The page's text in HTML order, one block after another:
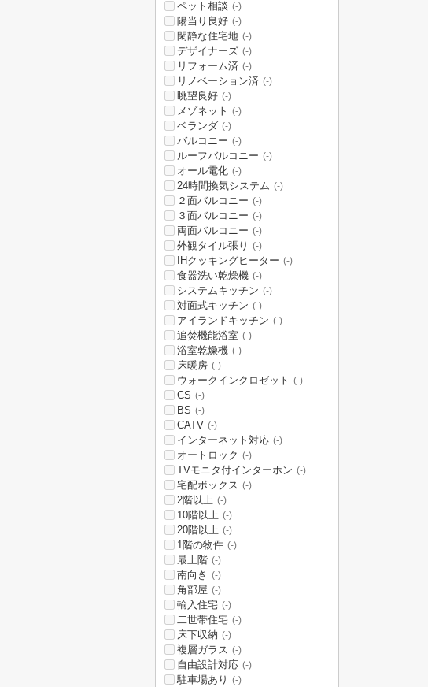
ペット相談 (-)
陽当り良好 (-)
閑静な住宅地 (-)
デザイナーズ (-)
リフォーム済 (-)
リノベーション済 (-)
眺望良好 (-)
メゾネット (-)
ベランダ (-)
バルコニー (-)
ルーフバルコニー (-)
オール電化 (-)
24時間換気システム (-)
２面バルコニー (-)
３面バルコニー (-)
両面バルコニー (-)
外観タイル張り (-)
IHクッキングヒーター (-)
食器洗い乾燥機 (-)
システムキッチン (-)
対面式キッチン (-)
アイランドキッチン (-)
追焚機能浴室 (-)
浴室乾燥機 (-)
床暖房 (-)
ウォークインクロゼット (-)
CS (-)
BS (-)
CATV (-)
インターネット対応 (-)
オートロック (-)
TVモニタ付インターホン (-)
宅配ボックス (-)
2階以上 (-)
10階以上 (-)
20階以上 (-)
1階の物件 (-)
最上階 (-)
南向き (-)
角部屋 (-)
輸入住宅 (-)
二世帯住宅 (-)
床下収納 (-)
複層ガラス (-)
自由設計対応 (-)
駐車場あり (-)